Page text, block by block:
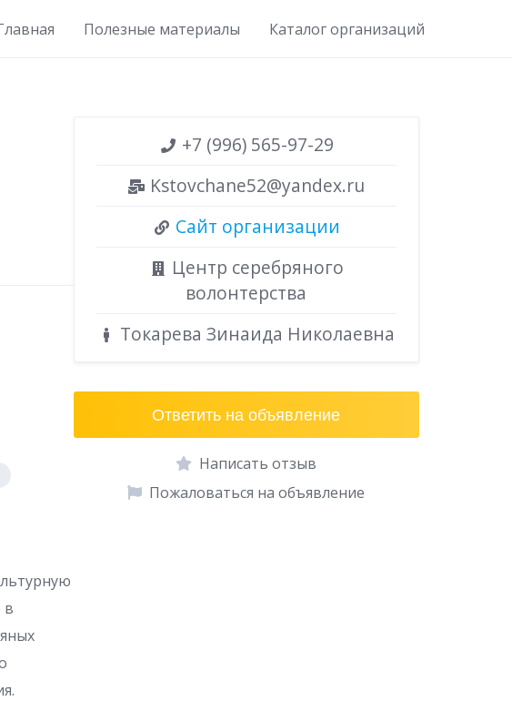
Полезные материалы Каталог организаций
в
+7 (996) 565-97-29
Kstovchane52@yandex.ru
Сайт организации
Центр серебряного
волонтерства
Токарева Зинаида Николаевна
Ответить на объявление
Написать отзыв
Пожаловаться на объявление